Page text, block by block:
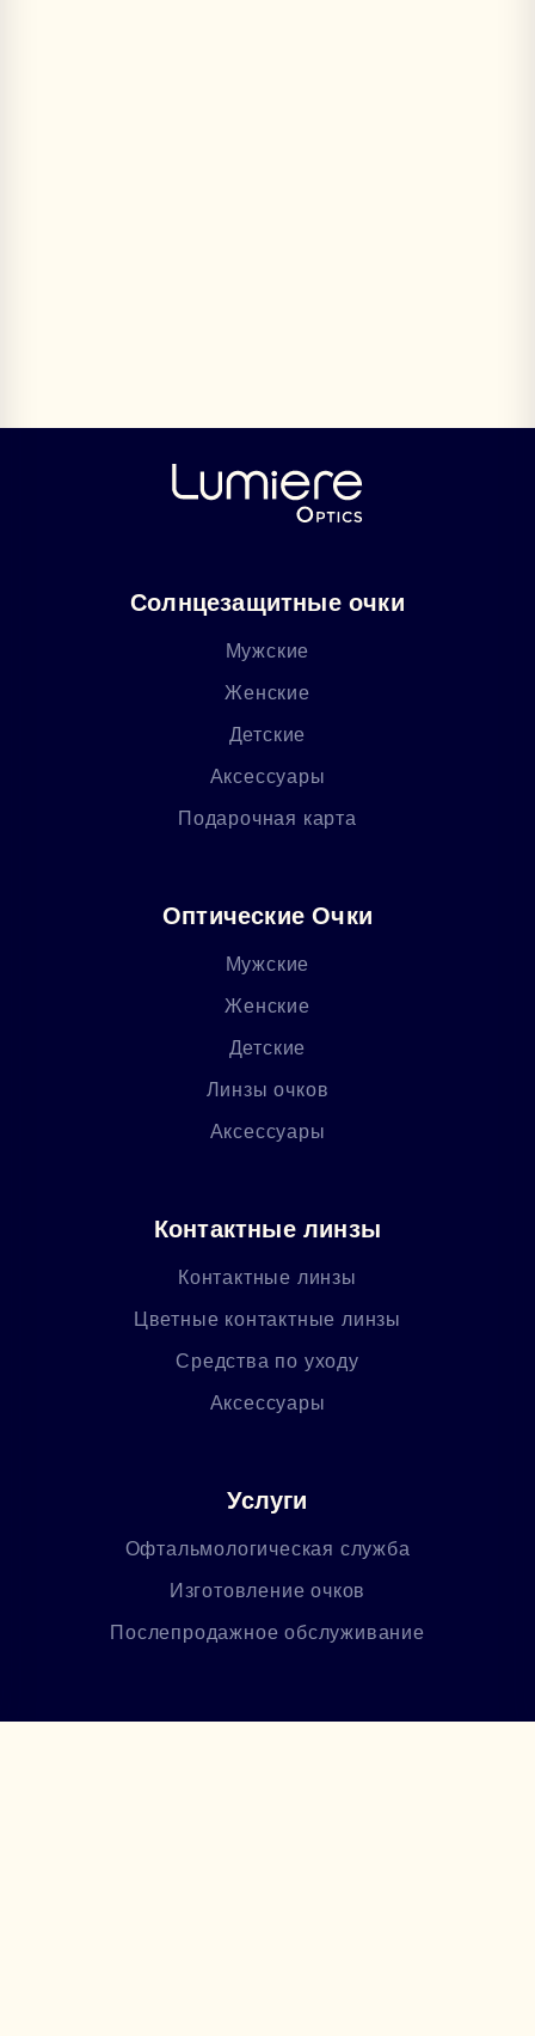
Солнцезащитные очки
Мужские
Женские
Детские
Аксессуары
Подарочная карта
Оптические Очки
Мужские
Женские
Детские
Линзы очков
Аксессуары
Контактные линзы
Контактные линзы
Цветные контактные линзы
Средства по уходу
Аксессуары
Услуги
Офтальмологическая служба
Изготовление очков
Послепродажное обслуживание
О нас